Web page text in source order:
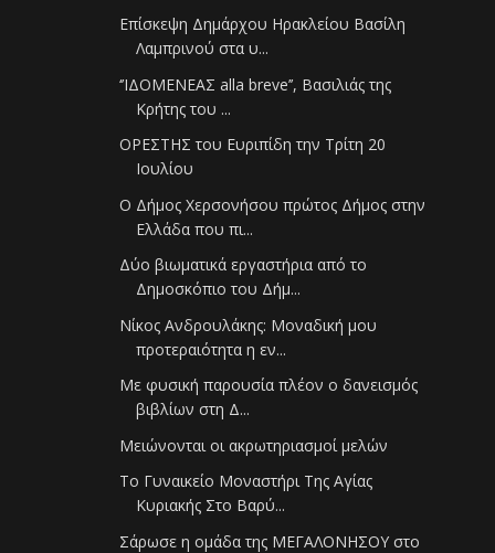
Επίσκεψη Δημάρχου Ηρακλείου Βασίλη
Λαμπρινού στα υ...
‘’ΙΔΟΜΕΝΕΑΣ alla breve’’, Βασιλιάς της
Κρήτης του ...
ΟΡΕΣΤΗΣ του Ευριπίδη την Τρίτη 20
Ιουλίου
Ο Δήμος Χερσονήσου πρώτος Δήμος στην
Ελλάδα που πι...
Δύο βιωματικά εργαστήρια από το
Δημοσκόπιο του Δήμ...
Νίκος Ανδρουλάκης: Μοναδική μου
προτεραιότητα η εν...
Με φυσική παρουσία πλέον ο δανεισμός
βιβλίων στη Δ...
Μειώνονται οι ακρωτηριασμοί μελών
Το Γυναικείο Μοναστήρι Της Αγίας
Κυριακής Στο Βαρύ...
Σάρωσε η ομάδα της ΜΕΓΑΛΟΝΗΣΟΥ στο